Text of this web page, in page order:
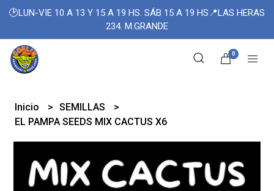
🕑LUN-VIE 10 A 13 Y 15 A 19 HS. SÁB 15 A 19 HS📍LAS HERAS
234. M.GRANDE
0
Inicio
SEMILLAS
EL PAMPA SEEDS MIX CACTUS X6